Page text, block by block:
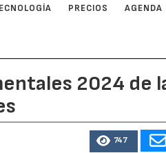
PRECIOS AGENDA
2024 de
747